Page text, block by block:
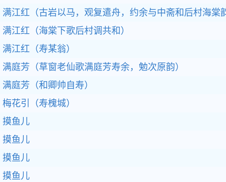
满江红（古岩以马，观复遣舟，约余与中斋和后村海棠
满江红（海棠下歌后村调共和）
满江红（寿某翁）
满庭芳（草窗老仙歌满庭芳寿余，勉次原韵）
满庭芳（和卿帅自寿）
梅花引（寿槐城）
摸鱼儿
摸鱼儿
摸鱼儿
摸鱼儿